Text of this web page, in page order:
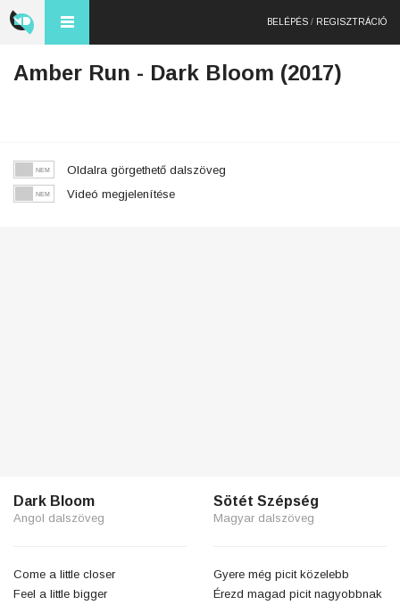
BELÉPÉS / REGISZTRÁCIÓ
Amber Run - Dark Bloom (2017)
Oldalra görgethető dalszöveg
Videó megjelenítése
Dark Bloom
Angol dalszöveg
Come a little closer
Feel a little bigger
Sötét Szépség
Magyar dalszöveg
Gyere még picit közelebb
Érezd magad picit nagyobbnak